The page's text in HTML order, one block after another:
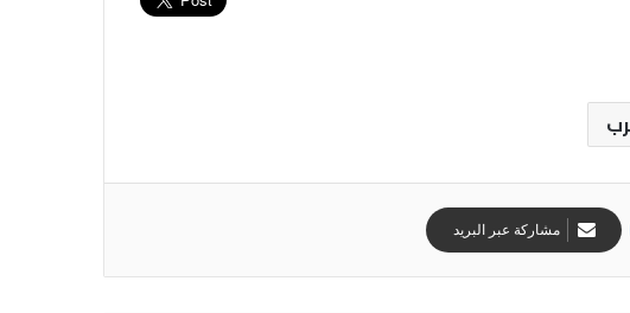
مشاركة عبر البريد